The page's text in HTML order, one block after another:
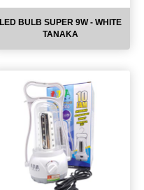
LED BULB SUPER 9W - WHITE
TANAKA